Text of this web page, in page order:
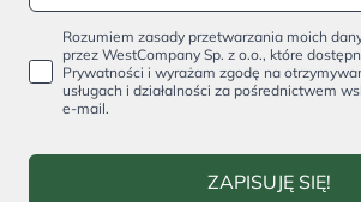
Rozumiem zasady przetwarzania moich
przez WestCompany Sp. z o.o., które
Prywatności i wyrażam zgodę na
usługach i działalności za pośrednictwem
e-mail.
ZAPISUJĘ SIĘ!